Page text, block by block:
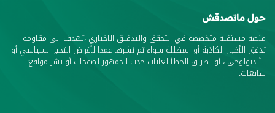
حول ماتصدقش
منصة مستقلة متخصصة في التحقق والتدقيق الاخباري ،تهدف الى مقاومة
تدفق الأخبار الكاذبة أو المضللة سواء تم نشرها عمدا لأغراض التحيز السياسي أو
الأيديولوجي ، أو بطريق الخطأ لغايات جذب الجمهور لصفحات أو نشر مواقع.
شائعات.